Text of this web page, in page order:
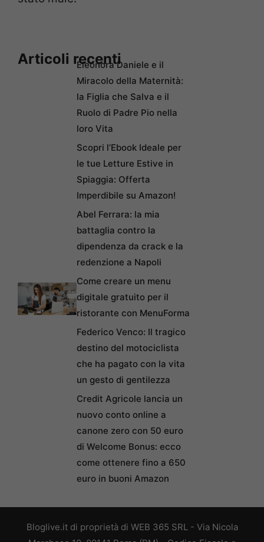
Articoli recentiEleonora Daniele e il
Miracolo della Maternità:
la Figlia che Salva e il
Ruolo di Padre Pio nella
loro Vita
Scopri l’Ebook Ideale per
le tue Letture Estive in
Spiaggia: Offerta
Imperdibile su Amazon!
Abel Ferrara: la mia
battaglia contro la
dipendenza da crack e la
redenzione a Napoli
Come creare un menu
digitale gratuito per il
ristorante con MenuForma
Federico Venco: Il tragico
destino del motociclista
che ha pagato con la vita
un gesto di gentilezza
Credit Agricole lancia un
nuovo conto online a
canone zero con 50 euro
di Welcome Bonus: ecco
come ottenere fino a 650
euro in buoni Amazon
Bloglive.it di proprietà di WEB 365 SRL - Via Nicola